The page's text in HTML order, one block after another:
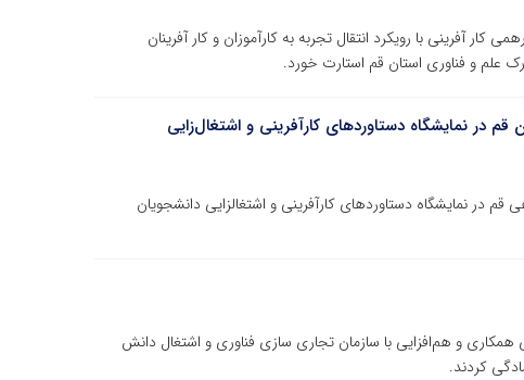
آفرینی با رویکرد انتقال تجربه به کارآموزان و کار آفرینان
علم و فناوری استان قم استارت خورد.
در نمایشگاه دستاوردهای کارآفرینی و اشتغال‌زایی
قم در نمایشگاه دستاوردهای کارآفرینی و اشتغالزایی دانشجویان
و هم‌افزایی با سازمان تجاری سازی فناوری و اشتغال دانش
کردند.